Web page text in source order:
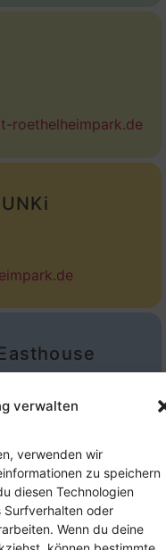
verwalten
verwenden wir
zu speichern
diesen Technologien
Surfverhalten oder
Wenn du deine
roethelheimpark.de